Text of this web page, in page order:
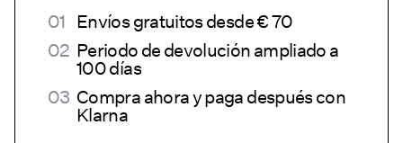
Envíos gratuitos desde € 70
Periodo de devolución ampliado a
100 días
Compra ahora y paga después con
Klarna